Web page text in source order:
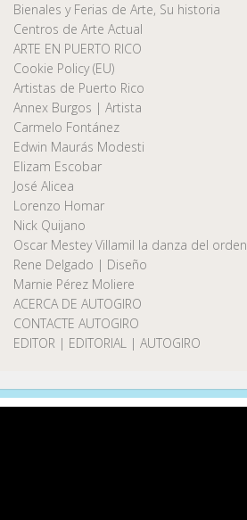
Bienales y Ferias de Arte, Su historia
Centros de Arte Actual
ARTE EN PUERTO RICO
Cookie Policy (EU)
Artistas de Puerto Rico
Annex Burgos | Artista
Carmelo Fontánez
Edwin Maurás Modesti
Elizam Escobar
José Alicea
Lorenzo Homar
Nick Quijano
Oscar Mestey Villamil la danza del orden
Rene Delgado | Diseño
Marnie Pérez Moliere
ACERCA DE AUTOGIRO
CONTACTE AUTOGIRO
EDITOR | EDITORIAL | AUTOGIRO